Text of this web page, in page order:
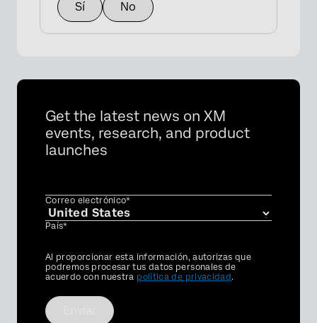
Sí
No
Get the latest news on XM
events, research, and product
launches
Correo electrónico*
País*
Privacy
Optin
Al proporcionar esta información, autorizas que
podremos procesar tus datos personales de
acuerdo con nuestra política de privacidad.